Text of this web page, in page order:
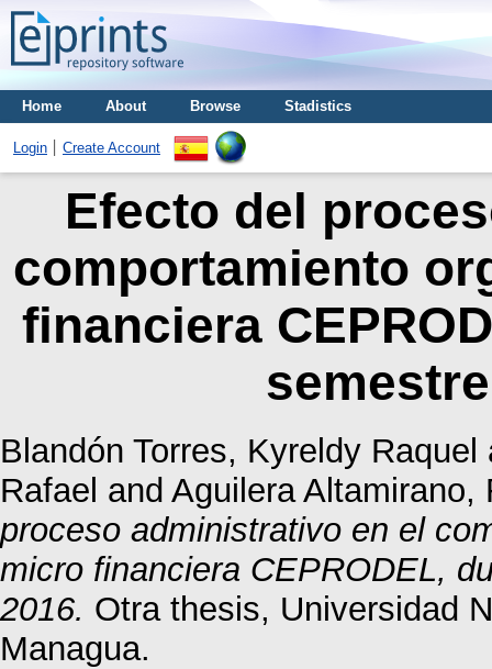
Home About Browse Stadistics
Login Create Account
Efecto del
comportamiento
financiera
Blandón Torres, Kyreldy Raquel
Rafael and Aguilera Altamirano,
proceso administrativo en el
micro financiera CEPRODEL,
2016. Otra thesis, Universidad
Managua.